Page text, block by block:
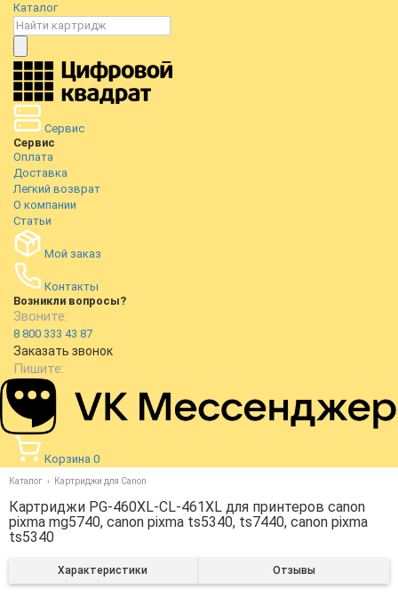
Каталог
Сервис
Сервис
Оплата
Доставка
Легкий возврат
О компании
Статьи
Мой заказ
Контакты
Возникли вопросы?
Звоните:
8 800 333 43 87
Заказать звонок
Пишите:
Корзина 0
Каталог Картриджи для Canon
Картриджи PG-460XL-CL-461XL для принтеров canon
pixma mg5740, canon pixma ts5340, ts7440, canon pixma
ts5340
Характеристики Отзывы